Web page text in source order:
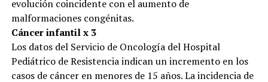
evolución coincidente con el aumento de
malformaciones congénitas.
Cáncer infantil x 3
Los datos del Servicio de Oncología del Hospital
Pediátrico de Resistencia indican un incremento en los
casos de cáncer en menores de 15 años. La incidencia de